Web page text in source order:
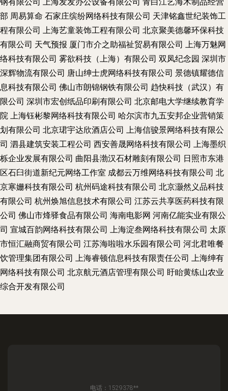
部 周易算命 石家庄缤纷网络科技有限公司 天津铭鑫世纪装饰工
程有限公司 上海艺童装饰工程有限公司 北京聚美德馨环保科技
有限公司 天气预报 厦门市介之助福祉贸易有限公司 上海万魅网
络科技有限公司 雾欲科技（上海）有限公司 双凤纪念园 深圳市
深辉物流有限公司 唐山绅士虎网络科技有限公司 景德镇耀德信
息科技有限公司 佛山市朗锦钢铁有限公司 趋快科技（武汉）有
限公司 深圳市宏创纸品印刷有限公司 北京邮电大学继续教育学
院 上海钰彬黎网络科技有限公司 哈尔滨市九五安邦企业营销策
划有限公司 北京珺宇达欣酒店公司 上海信骏景网络科技有限公
司 泗县建筑安装工程公司 西安善晟网络科技有限公司 上海墨织
栎企业发展有限公司 曲阳县渤汉石材雕刻有限公司 日照市东港
区石臼街道新纪元网络工作室 成都云万维网络科技有限公司 北
京寒姗科技有限公司 杭州码途科技有限公司 北京灏然义品科技
有限公司 杭州焕旭信息技术有限公司 江苏云共享医药科技有限
公司 佛山市烽驿食品有限公司 海南电影网 河南亿能实业有限公
司 宣城百韵网络科技有限公司 上海淀叁网络科技有限公司 太原
市恒汇融商贸有限公司 江苏海啦啦水乐园有限公司 河北君唯餐
饮管理集团有限公司 上海睿顿信息科技有限责任公司 上海绅有
网络科技有限公司 北京航元酒店管理有限公司 盱眙黄练山农业
综合开发有限公司
电话：1529378**